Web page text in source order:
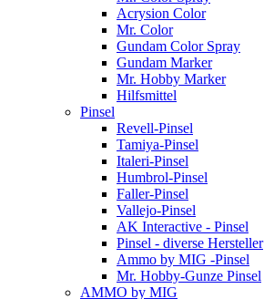
Acrysion Color
Mr. Color
Gundam Color Spray
Gundam Marker
Mr. Hobby Marker
Hilfsmittel
Pinsel
Revell-Pinsel
Tamiya-Pinsel
Italeri-Pinsel
Humbrol-Pinsel
Faller-Pinsel
Vallejo-Pinsel
AK Interactive - Pinsel
Pinsel - diverse Hersteller
Ammo by MIG -Pinsel
Mr. Hobby-Gunze Pinsel
AMMO by MIG